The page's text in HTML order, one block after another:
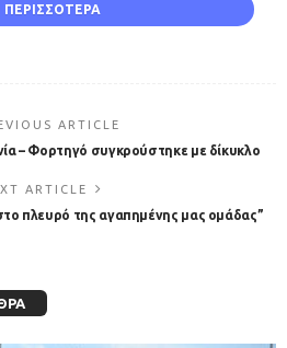
ΠΕΡΙΣΣΟΤΕΡΑ
ARTICLE
– Φορτηγό συγκρούστηκε με δίκυκλο
ARTICLE
πλευρό της αγαπημένης μας ομάδας”